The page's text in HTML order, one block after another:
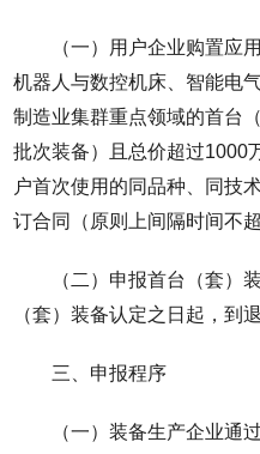
（一）用户企业购置应
机器人与数控机床、智能电
制造业集群重点领域的首台
批次装备）且总价超过1000
户首次使用的同品种、同技
订合同（原则上间隔时间不
（二）申报首台（套）
（套）装备认定之日起，到
三、申报程序
（一）装备生产企业通